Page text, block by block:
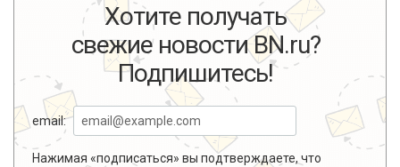
Хотите получать
свежие новости BN.ru?
Подпишитесь!
email:
Нажимая «подписаться» вы подтверждаете, что